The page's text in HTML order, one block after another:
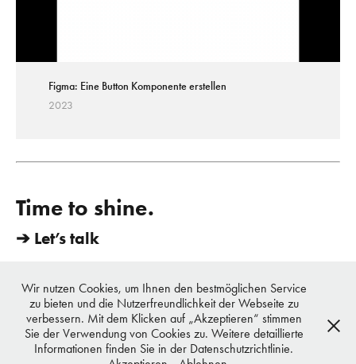
Figma: Eine Button Komponente erstellen
2023
Time to shine.
➔ Let’s talk
Germany | TEL. +49 179 112 1495 | E-Mail. hi@vondrei.com
copyright © 2016 - 2023 vondrei, all rights reserved
Datenschutz
vondrei berlin
Wir nutzen Cookies, um Ihnen den bestmöglichen Service
zu bieten und die Nutzerfreundlichkeit der Webseite zu
verbessern. Mit dem Klicken auf „Akzeptieren“ stimmen
Sie der Verwendung von Cookies zu. Weitere detaillierte
Informationen finden Sie in der Datenschutzrichtlinie.